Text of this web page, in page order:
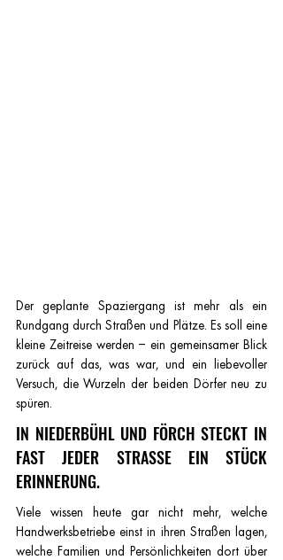
Der geplante Spaziergang ist mehr als ein
Rundgang durch Straßen und Plätze. Es soll eine
kleine Zeitreise werden – ein gemeinsamer Blick
zurück auf das, was war, und ein liebevoller
Versuch, die Wurzeln der beiden Dörfer neu zu
spüren.
IN NIEDERBÜHL UND FÖRCH STECKT IN
FAST JEDER STRASSE EIN STÜCK
ERINNERUNG.
Viele wissen heute gar nicht mehr, welche
Handwerksbetriebe einst in ihren Straßen lagen,
welche Familien und Persönlichkeiten dort über